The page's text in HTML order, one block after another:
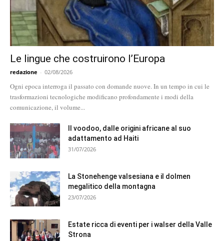
Le lingue che costruirono l’Europa
redazione - 02/08/2026
Ogni epoca interroga il passato con domande nuove. In un tempo in cui le
trasformazioni tecnologiche modificano profondamente i modi della
comunicazione, il volume...
Il voodoo, dalle origini africane al suo
adattamento ad Haiti
31/07/2026
La Stonehenge valsesiana e il dolmen
megalitico della montagna
23/07/2026
Estate ricca di eventi per i walser della Valle
Strona